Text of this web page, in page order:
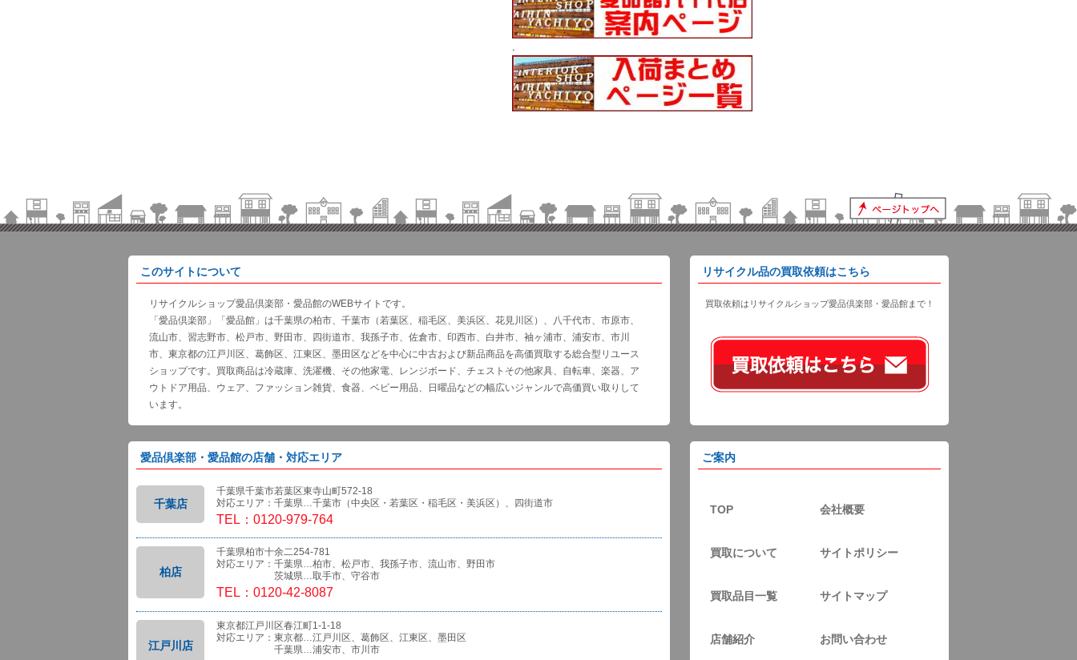
.
このサイトについて
リサイクルショップ愛品倶楽部・愛品館のWEBサイトです。
「愛品倶楽部」「愛品館」は千葉県の柏市、千葉市（若葉区、稲毛区、美浜区、花見川区）、八千代市、市原市、
流山市、習志野市、松戸市、野田市、四街道市、我孫子市、佐倉市、印西市、白井市、袖ヶ浦市、浦安市、市川
市、東京都の江戸川区、葛飾区、江東区、墨田区などを中心に中古および新品商品を高価買取する総合型リユース
ショップです。買取商品は冷蔵庫、洗濯機、その他家電、レンジボード、チェストその他家具、自転車、楽器、ア
ウトドア用品、ウェア、ファッション雑貨、食器、ベビー用品、日曜品などの幅広いジャンルで高価買い取りして
います。
リサイクル品の買取依頼はこちら
買取依頼はリサイクルショップ愛品倶楽部・愛品館まで！
愛品倶楽部・愛品館の店舗・対応エリア
千葉店
千葉県千葉市若葉区東寺山町572-18
対応エリア：千葉県…千葉市（中央区・若葉区・稲毛区・美浜区）、四街道市
TEL：0120-979-764
柏店
千葉県柏市十余二254-781
対応エリア：千葉県…柏市、松戸市、我孫子市、流山市、野田市
茨城県…取手市、守谷市
TEL：0120-42-8087
江戸川店
東京都江戸川区春江町1-1-18
対応エリア：東京都…江戸川区、葛飾区、江東区、墨田区
千葉県…浦安市、市川市
ご案内
TOP 会社概要
買取について サイトポリシー
買取品目一覧 サイトマップ
店舗紹介 お問い合わせ